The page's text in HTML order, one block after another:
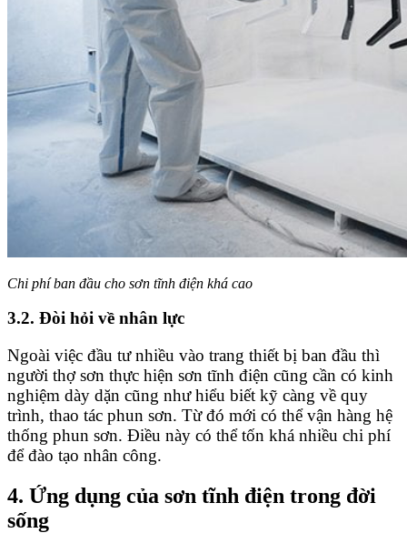
Chi phí ban đầu cho sơn tĩnh điện khá cao
3.2. Đòi hỏi về nhân lực
Ngoài việc đầu tư nhiều vào trang thiết bị ban đầu thì
người thợ sơn thực hiện sơn tĩnh điện cũng cần có kinh
nghiệm dày dặn cũng như hiểu biết kỹ càng về quy
trình, thao tác phun sơn. Từ đó mới có thể vận hàng hệ
thống phun sơn. Điều này có thể tốn khá nhiều chi phí
để đào tạo nhân công.
4. Ứng dụng của sơn tĩnh điện trong đời
sống